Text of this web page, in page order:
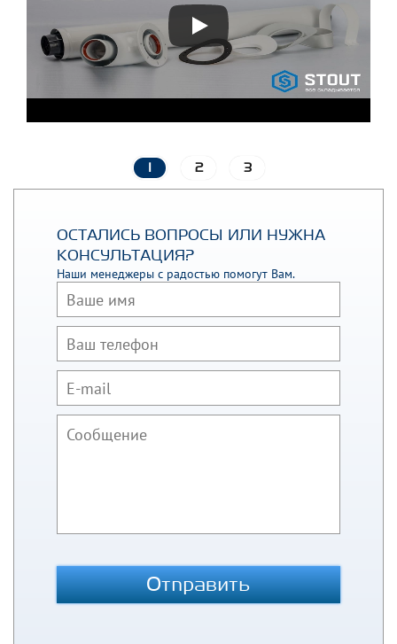
2 3
ОСТАЛИСЬ ВОПРОСЫ ИЛИ НУЖНА
КОНСУЛЬТАЦИЯ?
Наши менеджеры с радостью помогут Вам.
Отправить